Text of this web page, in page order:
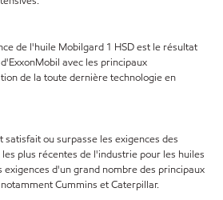
de l'huile Mobilgard 1 HSD est le résultat
avec les principaux
de la toute dernière technologie en
satisfait ou surpasse les exigences des
plus récentes de l'industrie pour les huiles
exigences d'un grand nombre des principaux
Cummins et Caterpillar.